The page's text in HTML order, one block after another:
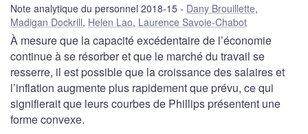
Note analytique du personnel 2018-15 Dany Brouillette,
Madigan Dockrill, Helen Lao, Laurence Savoie-Chabot
À mesure que la capacité excédentaire de l’économie
continue à se résorber et que le marché du travail se
resserre, il est possible que la croissance des salaires et
l’inflation augmente plus rapidement que prévu, ce qui
signifierait que leurs courbes de Phillips présentent une
forme convexe.